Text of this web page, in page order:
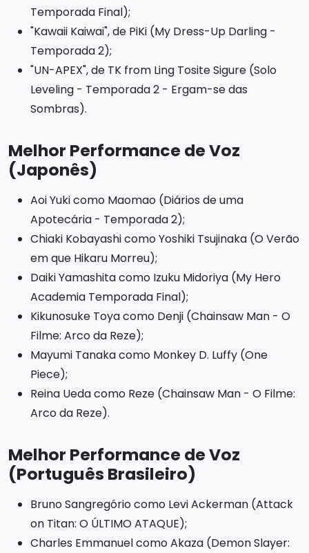
Temporada Final);
"Kawaii Kaiwai", de PiKi (My Dress-Up Darling -
Temporada 2);
"UN-APEX", de TK from Ling Tosite Sigure (Solo
Leveling - Temporada 2 - Ergam-se das
Sombras).
Melhor Performance de Voz
(Japonês)
Aoi Yuki como Maomao (Diários de uma
Apotecária - Temporada 2);
Chiaki Kobayashi como Yoshiki Tsujinaka (O Verão
em que Hikaru Morreu);
Daiki Yamashita como Izuku Midoriya (My Hero
Academia Temporada Final);
Kikunosuke Toya como Denji (Chainsaw Man - O
Filme: Arco da Reze);
Mayumi Tanaka como Monkey D. Luffy (One
Piece);
Reina Ueda como Reze (Chainsaw Man - O Filme:
Arco da Reze).
Melhor Performance de Voz
(Português Brasileiro)
Bruno Sangregório como Levi Ackerman (Attack
on Titan: O ÚLTIMO ATAQUE);
Charles Emmanuel como Akaza (Demon Slayer: